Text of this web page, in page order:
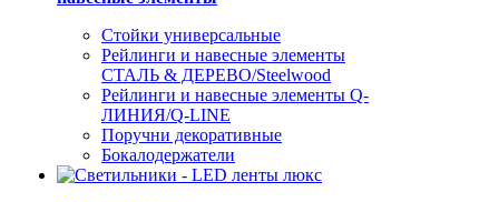
Стойки универсальные
Рейлинги и навесные элементы
СТАЛЬ & ДЕРЕВО/Steelwood
Рейлинги и навесные элементы Q-
ЛИНИЯ/Q-LINE
Поручни декоративные
Бокалодержатели